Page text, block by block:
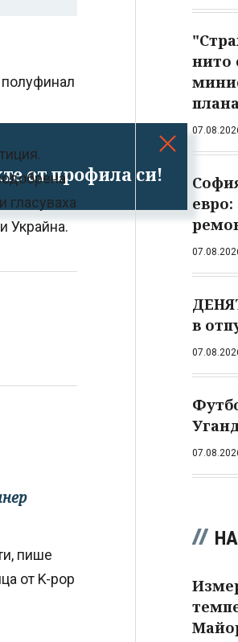
от профила си!
гласуваха
Украйна.
пише
от K-pop
нито
евро:
в